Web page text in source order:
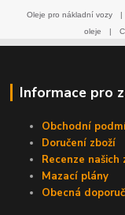
Oleje pro nákladní vozy
|
oleje
|
Informace pro
Obchodní
Doručení zboží
Recenze našich
Mazací plány
Obecná